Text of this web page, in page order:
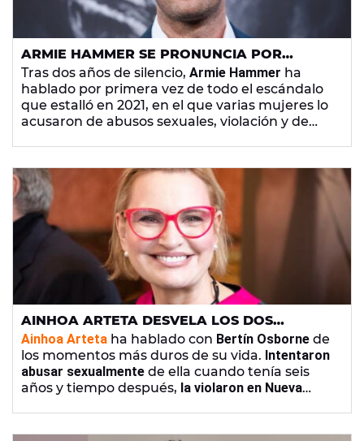
ARMIE HAMMER SE PRONUNCIA POR
PRIMERA VEZ SOBRE LAS ACUSACIONES DE
ABUSOS SEXUALES Y CANIBALISMO: "FUI UN
CABRÓN Y UN EGOÍSTA"
Tras dos años de silencio, Armie Hammer ha
hablado por primera vez de todo el escándalo
que estalló en 2021, en el que varias mujeres lo
acusaron de abusos sexuales, violación y de
AINHOA ARTETA DESVELA LOS DOS
ABUSOS SEXUALES QUE HAN MARCADO SU
VIDA: "ME VIOLARON"
Ainhoa Arteta ha hablado con Bertín Osborne de
los momentos más duros de su vida. Intentaron
abusar sexualmente de ella cuando tenía seis
años y tiempo después, la violaron en Nueva